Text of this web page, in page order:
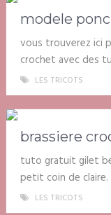
modele
vous trouverez ici
crochet avec des
LES TRICOTS
brassiere
tuto gratuit gilet
petit coin de
LES TRICOTS